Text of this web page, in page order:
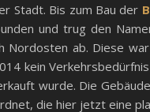
Stadt. Bis zum Bau der
und trug den
Nordosten ab. Diese
kein
wurde. Die
die hier jetzt eine